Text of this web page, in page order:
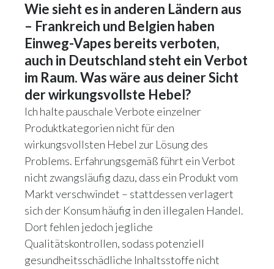
Wie sieht es in anderen Ländern aus
– Frankreich und Belgien haben
Einweg-Vapes bereits verboten,
auch in Deutschland steht ein Verbot
im Raum. Was wäre aus deiner Sicht
der wirkungsvollste Hebel?
Ich halte pauschale Verbote einzelner
Produktkategorien nicht für den
wirkungsvollsten Hebel zur Lösung des
Problems. Erfahrungsgemäß führt ein Verbot
nicht zwangsläufig dazu, dass ein Produkt vom
Markt verschwindet – stattdessen verlagert
sich der Konsum häufig in den illegalen Handel.
Dort fehlen jedoch jegliche
Qualitätskontrollen, sodass potenziell
gesundheitsschädliche Inhaltsstoffe nicht